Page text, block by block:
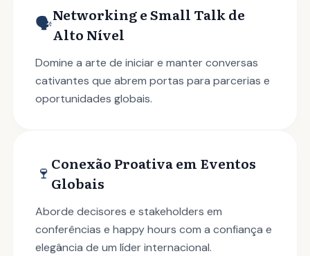
🗣️Networking e Small Talk de
Alto Nível
Domine a arte de iniciar e manter conversas
cativantes que abrem portas para parcerias e
oportunidades globais.
🍷 Conexão Proativa em Eventos
Globais
Aborde decisores e stakeholders em
conferências e happy hours com a confiança e
elegância de um líder internacional.